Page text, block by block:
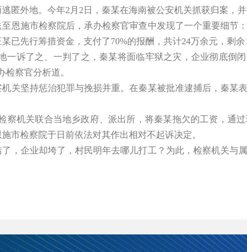
匿外地。今年2月2日，秦某在海南被公安机关抓获归案，并
施市检察院后，承办检察官审查中发现了一个重要细节
已先行筹措资金，支付了70%的报酬，共计24万余元，剩余
诉了之、一判了之，秦某将面临牢狱之灾，企业彻底倒
检察官分析道。
坚持惩治犯罪与挽损并重。在秦某被批准逮捕后，秦某
机关联合当地乡政府、派出所，将秦某拖欠的工资，通
市检察院于日前依法对其作出相对不起诉决定。
企业却垮了，村民明年去哪儿打工？为此，检察机关与